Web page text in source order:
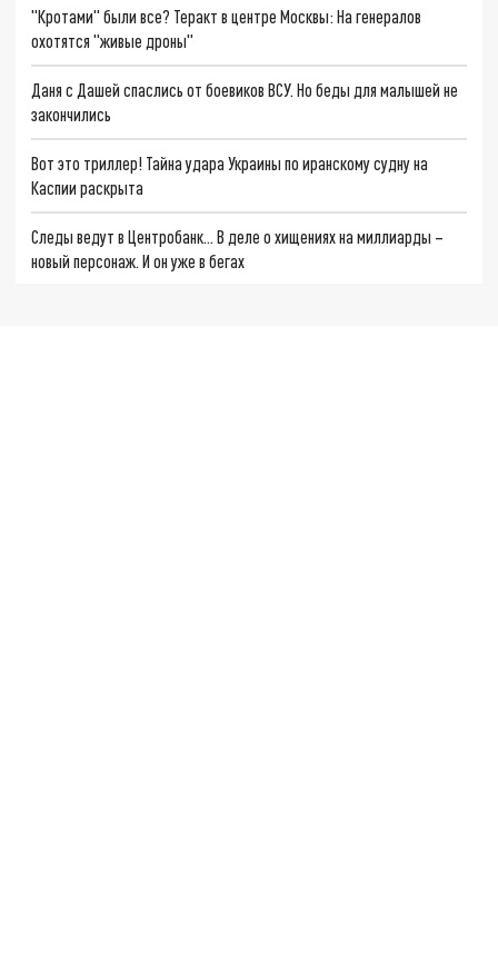
"Кротами" были все? Теракт в центре Москвы: На генералов
охотятся "живые дроны"
Даня с Дашей спаслись от боевиков ВСУ. Но беды для малышей не
закончились
Вот это триллер! Тайна удара Украины по иранскому судну на
Каспии раскрыта
Следы ведут в Центробанк… В деле о хищениях на миллиарды –
новый персонаж. И он уже в бегах